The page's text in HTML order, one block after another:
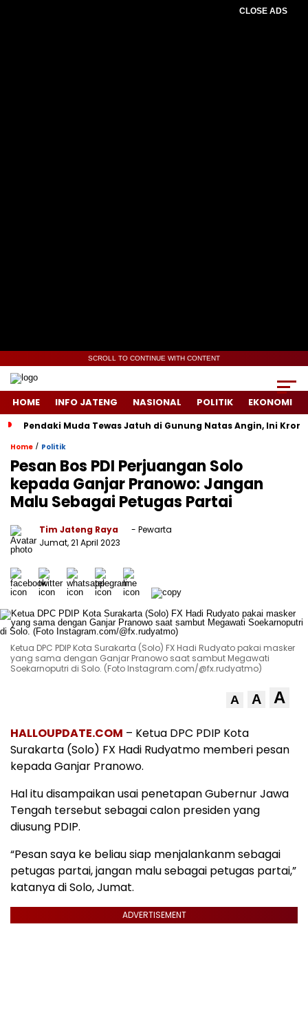
CLOSE ADS
SCROLL TO CONTINUE WITH CONTENT
HOME INFO JATENG NASIONAL POLITIK EKONOMI
Pendaki Muda Tewas Jatuh di Gunung Natas Angin, Ini
Home / Politik
Pesan Bos PDI Perjuangan Solo
kepada Ganjar Pranowo: Jangan
Malu Sebagai Petugas Partai
Tim Jateng Raya
- Pewarta
Jumat, 21 April 2023
Ketua DPC PDIP Kota Surakarta (Solo) FX Hadi Rudyato pakai masker
yang sama dengan Ganjar Pranowo saat sambut Megawati
Soekarnoputri di Solo. (Foto Instagram.com/@fx.rudyatmo)
A A A
HALLOUPDATE.COM – Ketua DPC PDIP Kota
Surakarta (Solo) FX Hadi Rudyatmo memberi pesan
kepada Ganjar Pranowo.
Hal itu disampaikan usai penetapan Gubernur Jawa
Tengah tersebut sebagai calon presiden yang
diusung PDIP.
“Pesan saya ke beliau siap menjalankanm sebagai
petugas partai, jangan malu sebagai petugas partai,”
katanya di Solo, Jumat.
ADVERTISEMENT